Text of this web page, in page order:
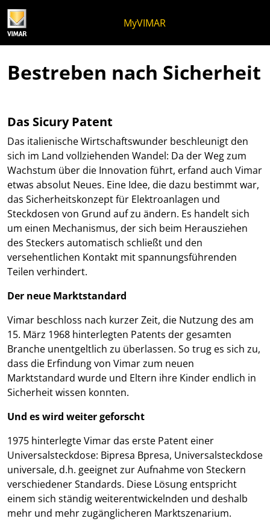
MyVIMAR
Bestreben nach Sicherheit
Das Sicury Patent
Das italienische Wirtschaftswunder beschleunigt den
sich im Land vollziehenden Wandel: Da der Weg zum
Wachstum über die Innovation führt, erfand auch Vimar
etwas absolut Neues. Eine Idee, die dazu bestimmt war,
das Sicherheitskonzept für Elektroanlagen und
Steckdosen von Grund auf zu ändern. Es handelt sich
um einen Mechanismus, der sich beim Herausziehen
des Steckers automatisch schließt und den
versehentlichen Kontakt mit spannungsführenden
Teilen verhindert.
Der neue Marktstandard
Vimar beschloss nach kurzer Zeit, die Nutzung des am
15. März 1968 hinterlegten Patents der gesamten
Branche unentgeltlich zu überlassen. So trug es sich zu,
dass die Erfindung von Vimar zum neuen
Marktstandard wurde und Eltern ihre Kinder endlich in
Sicherheit wissen konnten.
Und es wird weiter geforscht
1975 hinterlegte Vimar das erste Patent einer
Universalsteckdose: Bipresa Bpresa, Universalsteckdose
universale, d.h. geeignet zur Aufnahme von Steckern
verschiedener Standards. Diese Lösung entspricht
einem sich ständig weiterentwickelnden und deshalb
mehr und mehr zugänglicheren Marktszenarium.